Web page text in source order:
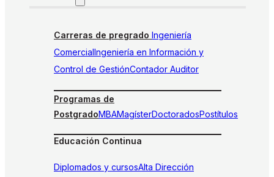
Carreras de pregrado Ingeniería
ComercialIngeniería en Información y
Control de GestiónContador Auditor
Programas de
PostgradoMBAMagísterDoctoradosPostítulos
Educación Continua
Diplomados y cursosAlta Dirección